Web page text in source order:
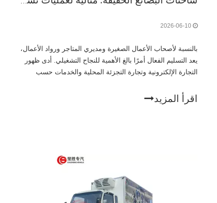
بالنسبة لأصحاب الأعمال الصغيرة ومديري المتاجر ورواد الأعمال،
يعد التسليم الفعال أمرًا بالغ الأهمية للنجاح التشغيلي. أدى ظهور
التجارة الإلكترونية وتجارة التجزئة المحلية والخدمات حسب
من حيث التكلفة.
اقرأ المزيد